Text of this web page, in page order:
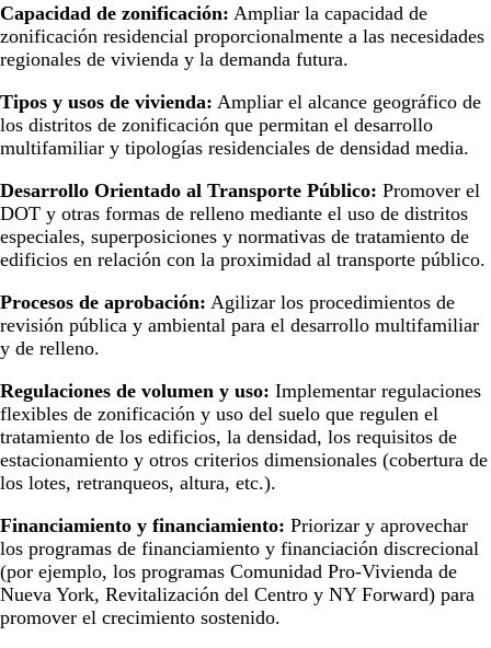
Capacidad de zonificación: Ampliar la capacidad de
zonificación residencial proporcionalmente a las necesidades
regionales de vivienda y la demanda futura.
Tipos y usos de vivienda: Ampliar el alcance geográfico de
los distritos de zonificación que permitan el desarrollo
multifamiliar y tipologías residenciales de densidad media.
Desarrollo Orientado al Transporte Público: Promover el
DOT y otras formas de relleno mediante el uso de distritos
especiales, superposiciones y normativas de tratamiento de
edificios en relación con la proximidad al transporte público.
Procesos de aprobación: Agilizar los procedimientos de
revisión pública y ambiental para el desarrollo multifamiliar
y de relleno.
Regulaciones de volumen y uso: Implementar regulaciones
flexibles de zonificación y uso del suelo que regulen el
tratamiento de los edificios, la densidad, los requisitos de
estacionamiento y otros criterios dimensionales (cobertura de
los lotes, retranqueos, altura, etc.).
Financiamiento y financiamiento: Priorizar y aprovechar
los programas de financiamiento y financiación discrecional
(por ejemplo, los programas Comunidad Pro-Vivienda de
Nueva York, Revitalización del Centro y NY Forward) para
promover el crecimiento sostenido.